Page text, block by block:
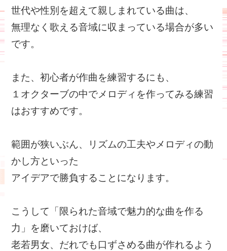
世代や性別を超えて親しまれている曲は、
無理なく歌える音域に収まっている場合が多い
です。
また、初心者が作曲を練習するにも、
１オクターブの中でメロディを作ってみる練習
はおすすめです。
範囲が狭いぶん、リズムの工夫やメロディの動
かし方といった
アイデアで勝負することになります。
こうして「限られた音域で魅力的な曲を作る
力」を磨いておけば、
老若男女、だれでも口ずさめる曲が作れるよう